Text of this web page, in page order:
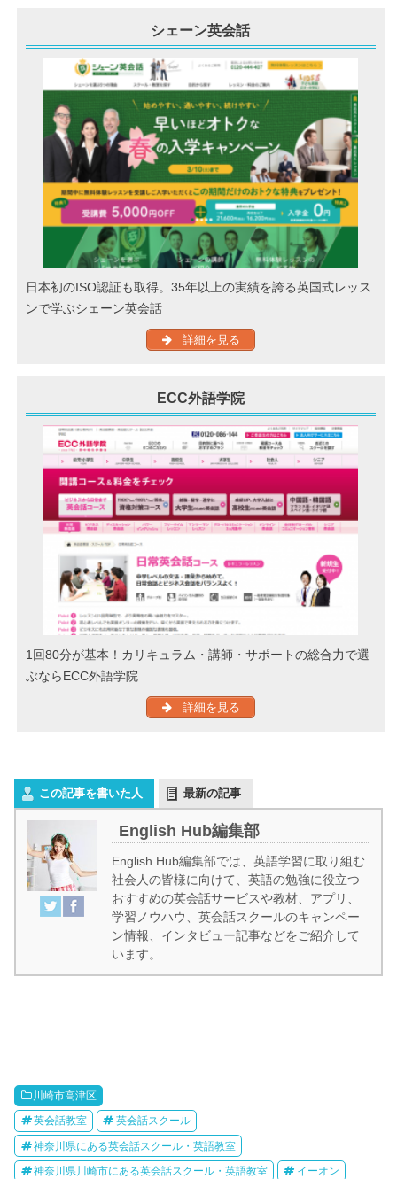
シェーン英会話
日本初のISO認証も取得。35年以上の実績を誇る英国式レッス
ンで学ぶシェーン英会話
詳細を見る
ECC外語学院
1回80分が基本！カリキュラム・講師・サポートの総合力で選
ぶならECC外語学院
詳細を見る
この記事を書いた人 最新の記事
English Hub編集部
English Hub編集部では、英語学習に取り組む
社会人の皆様に向けて、英語の勉強に役立つ
おすすめの英会話サービスや教材、アプリ、
学習ノウハウ、英会話スクールのキャンペー
ン情報、インタビュー記事などをご紹介して
います。
川崎市高津区
英会話教室 英会話スクール
神奈川県にある英会話スクール・英語教室
神奈川県川崎市にある英会話スクール・英語教室 イーオン